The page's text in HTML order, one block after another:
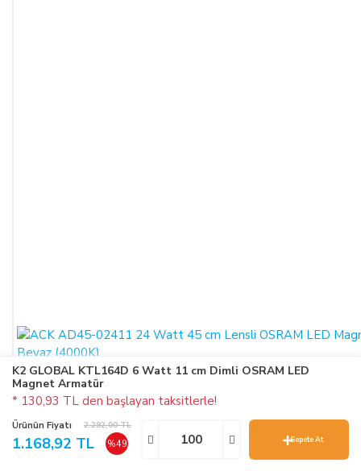
K2 GLOBAL KTL164D 6 Watt 11 cm Dimli OSRAM LED
Magnet Armatür
* 130,93 TL den başlayan taksitlerle!
Ürünün Fiyatı 2.292,00 TL
1.168,92 TL %49 Sepete At